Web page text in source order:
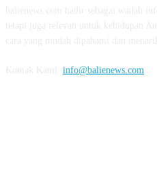
info@balienews.com